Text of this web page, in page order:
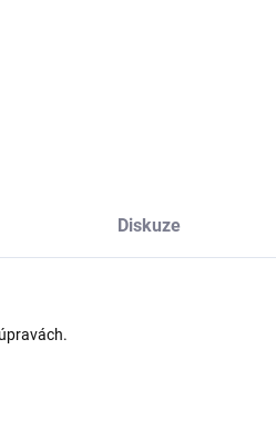
Diskuze